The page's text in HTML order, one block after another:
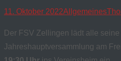
11. Oktober 2022Allgemeines
Der FSV Zellingen lädt alle
Jahreshauptversammlung am